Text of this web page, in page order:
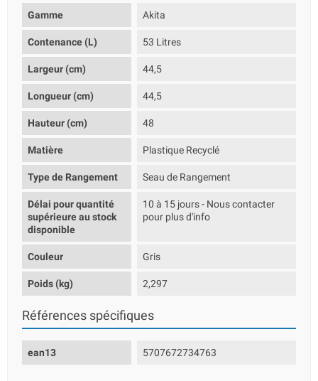
Gamme Akita
Contenance (L) 53 Litres
Largeur (cm) 44,5
Longueur (cm) 44,5
Hauteur (cm) 48
Matière Plastique Recyclé
Type de Rangement Seau de Rangement
Délai pour quantité
supérieure au stock
disponible
10 à 15 jours - Nous contacter
pour plus d'info
Couleur Gris
Poids (kg) 2,297
Références spécifiques
ean13 5707672734763